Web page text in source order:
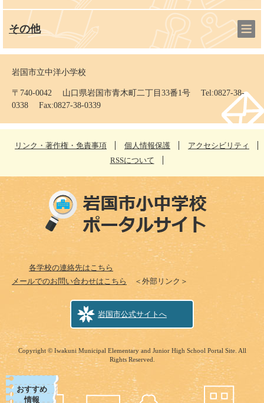
その他
岩国市立中洋小学校
〒740-0042 山口県岩国市青木町二丁目33番1号 Tel:0827-38-
0338 Fax:0827-38-0339
リンク・著作権・免責事項 個人情報保護
アクセシビリティ
RSSについて
各学校の連絡先はこちら
メールでのお問い合わせはこちら
＜外部リンク＞
岩国市公式サイトへ
Copyright © Iwakuni Municipal Elementary and Junior High School Portal Site. All
Rights Reserved.
おすすめ
情報